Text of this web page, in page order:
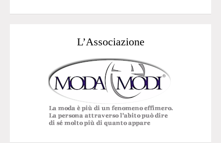
L’Associazione